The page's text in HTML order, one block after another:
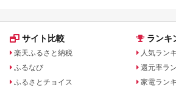
サイト比較
楽天ふるさと納税
ふるなび
ふるさとチョイス
ランキ
人気ラン
還元率ラ
家電ラン